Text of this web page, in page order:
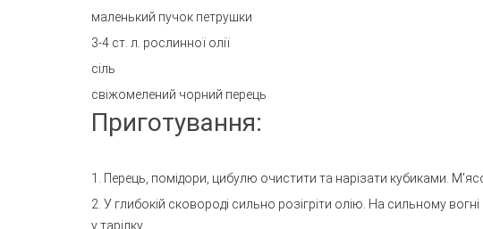
маленький пучок петрушки
3-4 ст. л. рослинної олії
сіль
свіжомелений чорний перець
Приготування:
1. Перець, помідори, цибулю очистити та нарізати кубиками.
2. У глибокій сковороді сильно розігріти олію. На сильному
у тарілку.